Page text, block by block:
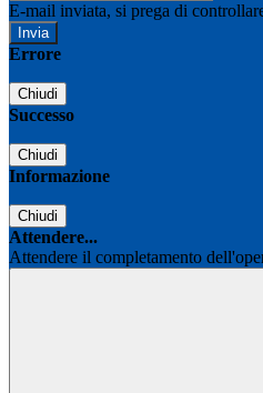
E-mail inviata, si prega di
Errore
Chiudi
Successo
Chiudi
Informazione
Chiudi
Attendere...
Attendere il completamento